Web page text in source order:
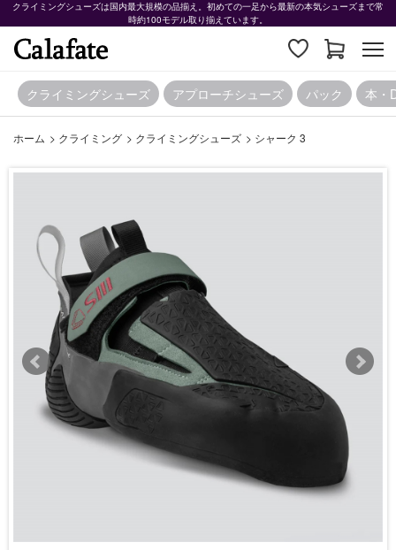
クライミングシューズは国内最大規模の品揃え。初めての一足から最新の本気シューズまで常
時約100モデル取り揃えています。
クライミングシューズ アプローチシューズ パック 本・
ホーム > クライミング > クライミングシューズ > シャーク 3